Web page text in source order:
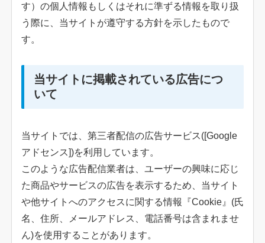
す）の個人情報もしくはそれに準ずる情報を取り扱
う際に、当サイトが遵守する方針を示したもので
す。
当サイトに掲載されている広告につ
いて
当サイトでは、第三者配信の広告サービス([Google
アドセンス])を利用しています。
このような広告配信業者は、ユーザーの興味に応じ
た商品やサービスの広告を表示するため、当サイト
や他サイトへのアクセスに関する情報『Cookie』(氏
名、住所、メールアドレス、電話番号は含まれませ
ん)を使用することがあります。